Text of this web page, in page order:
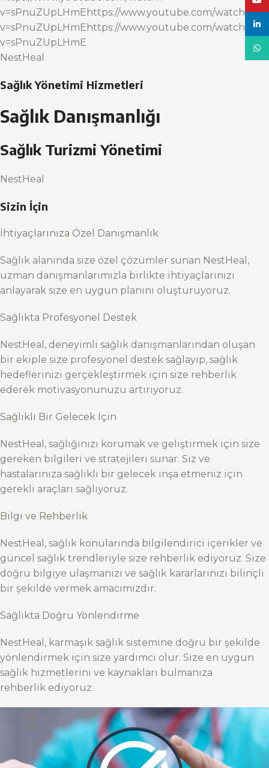
v=sPnuZUpLHmEhttps://www.youtube.com/watch?
v=sPnuZUpLHmEhttps://www.youtube.com/watch?
v=sPnuZUpLHmE
NestHeal
Sağlık Yönetimi Hizmetleri
Sağlık Danışmanlığı
Sağlık Turizmi Yönetimi
NestHeal
Sizin İçin
İhtiyaçlarınıza Özel Danışmanlık
Sağlık alanında size özel çözümler sunan NestHeal,
uzman danışmanlarımızla birlikte ihtiyaçlarınızı
anlayarak size en uygun planını oluşturuyoruz.
Sağlıkta Profesyonel Destek
NestHeal, deneyimli sağlık danışmanlarından oluşan
bir ekiple size profesyonel destek sağlayıp, sağlık
hedeflerinizi gerçekleştirmek için size rehberlik
ederek motivasyonunuzu artırıyoruz.
Sağlıklı Bir Gelecek İçin
NestHeal, sağlığınızı korumak ve geliştirmek için size
gereken bilgileri ve stratejileri sunar. Siz ve
hastalarınıza sağlıklı bir gelecek inşa etmeniz için
gerekli araçları sağlıyoruz.
Bilgi ve Rehberlik
NestHeal, sağlık konularında bilgilendirici içerikler ve
güncel sağlık trendleriyle size rehberlik ediyoruz. Size
doğru bilgiye ulaşmanızı ve sağlık kararlarınızı bilinçli
bir şekilde vermek amacımızdır.
Sağlıkta Doğru Yönlendirme
NestHeal, karmaşık sağlık sistemine doğru bir şekilde
yönlendirmek için size yardımcı olur. Size en uygun
sağlık hizmetlerini ve kaynakları bulmanıza
rehberlik ediyoruz.